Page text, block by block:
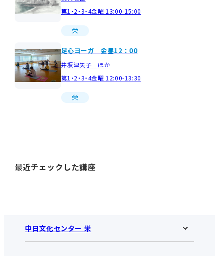
第1・2・3・4金曜 13:00-15:00
栄
足心ヨーガ 金昼12：00
井坂津矢子 ほか
第1・2・3・4金曜 12:00-13:30
栄
最近チェックした講座
中日文化センター 栄